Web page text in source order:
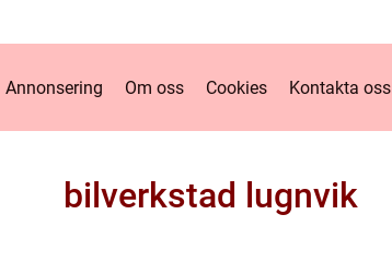
Annonsering Om oss Cookies Kontakta oss
bilverkstad lugnvik